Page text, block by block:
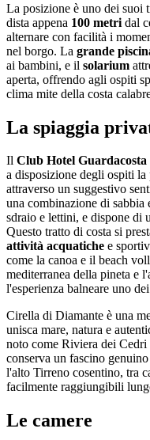
La posizione è uno dei suoi
dista appena 100 metri dal
alternare con facilità i
nel borgo. La grande
ai bambini, e il solarium
aperta, offrendo agli ospiti
clima mite della costa
La spiaggia
Il Club Hotel Guardacosta
a disposizione degli ospiti la
attraverso un suggestivo
una combinazione di sabbia
sdraio e lettini, e dispone di
Questo tratto di costa si
attività acquatiche e
come la canoa e il beach
mediterranea della pineta e
l'esperienza balneare uno
Cirella di Diamante è una
unisca mare, natura e
noto come Riviera dei
conserva un fascino
l'alto Tirreno cosentino, tra
facilmente raggiungibili
Le camere